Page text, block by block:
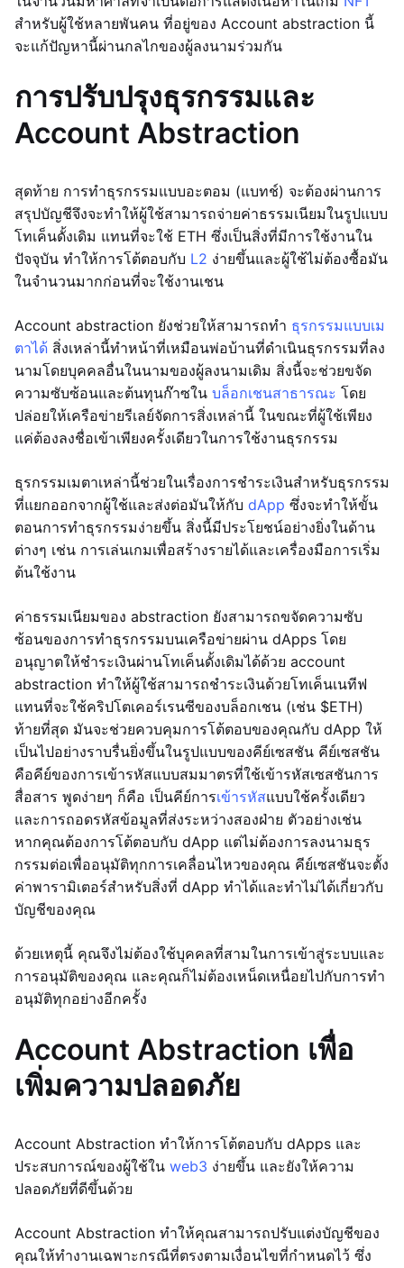
สำหรับผู้ใช้หลายพันคน ที่อยู่ของ Account abstraction นี้
จะแก้ปัญหานี้ผ่านกลไกของผู้ลงนามร่วมกัน
การปรับปรุงธุรกรรมและ
Account Abstraction
สุดท้าย การทำธุรกรรมแบบอะตอม (แบทช์) จะต้องผ่านการ
สรุปบัญชีจึงจะทำให้ผู้ใช้สามารถจ่ายค่าธรรมเนียมในรูปแบบ
โทเค็นดั้งเดิม แทนที่จะใช้ ETH ซึ่งเป็นสิ่งที่มีการใช้งานใน
ปัจจุบัน ทำให้การโต้ตอบกับ L2 ง่ายขึ้นและผู้ใช้ไม่ต้องซื้อมัน
ในจำนวนมากก่อนที่จะใช้งานเชน
Account abstraction ยังช่วยให้สามารถทำ ธุรกรรมแบบเม
ตาได้ สิ่งเหล่านี้ทำหน้าที่เหมือนพ่อบ้านที่ดำเนินธุรกรรมที่ลง
นามโดยบุคคลอื่นในนามของผู้ลงนามเดิม สิ่งนี้จะช่วยขจัด
ความซับซ้อนและต้นทุนก๊าซใน บล็อกเชนสาธารณะ โดย
ปล่อยให้เครือข่ายรีเลย์จัดการสิ่งเหล่านี้ ในขณะที่ผู้ใช้เพียง
แค่ต้องลงชื่อเข้าเพียงครั้งเดียวในการใช้งานธุรกรรม
ธุรกรรมเมตาเหล่านี้ช่วยในเรื่องการชำระเงินสำหรับธุรกรรม
ที่แยกออกจากผู้ใช้และส่งต่อมันให้กับ dApp ซึ่งจะทำให้ขั้น
ตอนการทำธุรกรรมง่ายขึ้น สิ่งนี้มีประโยชน์อย่างยิ่งในด้าน
ต่างๆ เช่น การเล่นเกมเพื่อสร้างรายได้และเครื่องมือการเริ่ม
ต้นใช้งาน
ค่าธรรมเนียมของ abstraction ยังสามารถขจัดความซับ
ซ้อนของการทำธุรกรรมบนเครือข่ายผ่าน dApps โดย
อนุญาตให้ชำระเงินผ่านโทเค็นดั้งเดิมได้ด้วย account
abstraction ทำให้ผู้ใช้สามารถชำระเงินด้วยโทเค็นเนทีฟ
แทนที่จะใช้คริปโตเคอร์เรนซีของบล็อกเชน (เช่น $ETH)
ท้ายที่สุด มันจะช่วยควบคุมการโต้ตอบของคุณกับ dApp ให้
เป็นไปอย่างราบรื่นยิ่งขึ้นในรูปแบบของคีย์เซสชัน คีย์เซสชัน
คือคีย์ของการเข้ารหัสแบบสมมาตรที่ใช้เข้ารหัสเซสชันการ
สื่อสาร พูดง่ายๆ ก็คือ เป็นคีย์การเข้ารหัสแบบใช้ครั้งเดียว
และการถอดรหัสข้อมูลที่ส่งระหว่างสองฝ่าย ตัวอย่างเช่น
หากคุณต้องการโต้ตอบกับ dApp แต่ไม่ต้องการลงนามธุร
กรรมต่อเพื่ออนุมัติทุกการเคลื่อนไหวของคุณ คีย์เซสชันจะตั้ง
ค่าพารามิเตอร์สำหรับสิ่งที่ dApp ทำได้และทำไม่ได้เกี่ยวกับ
บัญชีของคุณ
ด้วยเหตุนี้ คุณจึงไม่ต้องใช้บุคคลที่สามในการเข้าสู่ระบบและ
การอนุมัติของคุณ และคุณก็ไม่ต้องเหน็ดเหนื่อยไปกับการทำ
อนุมัติทุกอย่างอีกครั้ง
Account Abstraction เพื่อ
เพิ่มความปลอดภัย
Account Abstraction ทำให้การโต้ตอบกับ dApps และ
ประสบการณ์ของผู้ใช้ใน web3 ง่ายขึ้น และยังให้ความ
ปลอดภัยที่ดีขึ้นด้วย
Account Abstraction ทำให้คุณสามารถปรับแต่งบัญชีของ
คุณให้ทำงานเฉพาะกรณีที่ตรงตามเงื่อนไขที่กำหนดไว้ ซึ่ง